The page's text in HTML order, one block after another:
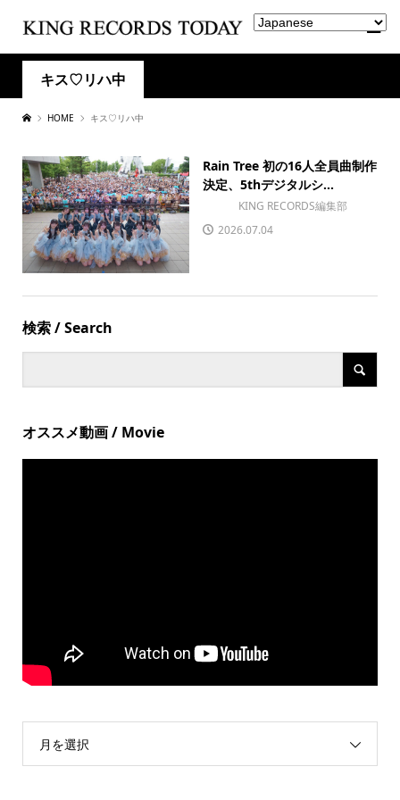
キス♡リハ中
HOME キス♡リハ中
Rain Tree 初の16人全員曲制作
決定、5thデジタルシ...
KING RECORDS編集部
2026.07.04
検索 / Search
オススメ動画 / Movie
月を選択